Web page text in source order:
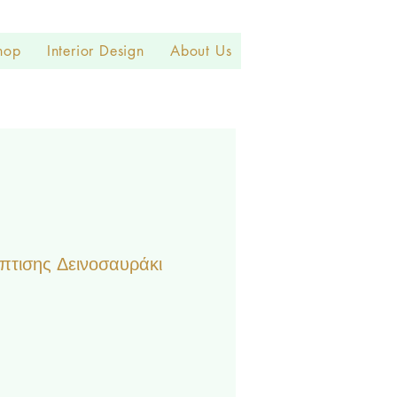
Interior Design About Us
Δεινοσαυράκι